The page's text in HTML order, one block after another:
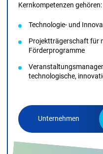
Kernkompetenzen gehören:
Technologie- und
Projektträgerschaft für
Förderprogramme
technologische,
Unternehmen